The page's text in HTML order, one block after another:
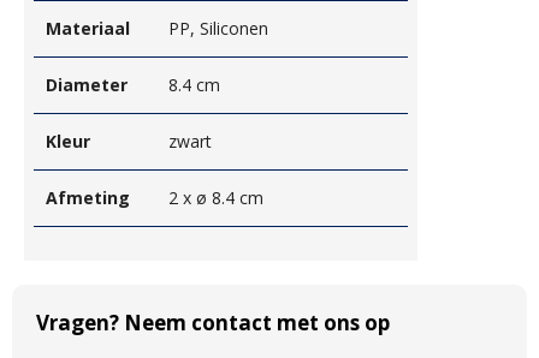
Materiaal PP, Siliconen
Diameter 8.4 cm
Kleur zwart
Afmeting 2 x ø 8.4 cm
Vragen? Neem contact met ons op